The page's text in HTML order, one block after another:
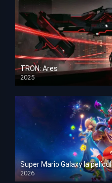
TRON: Ares
2025
HD 1080p
Super Mario Galaxy la
2026
HD 1080p